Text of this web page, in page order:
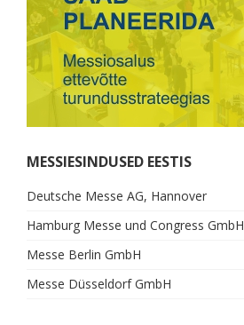
MESSIESINDUSED EESTIS
Deutsche Messe AG, Hannover
Hamburg Messe und Congress GmbH
Messe Berlin GmbH
Messe Düsseldorf GmbH